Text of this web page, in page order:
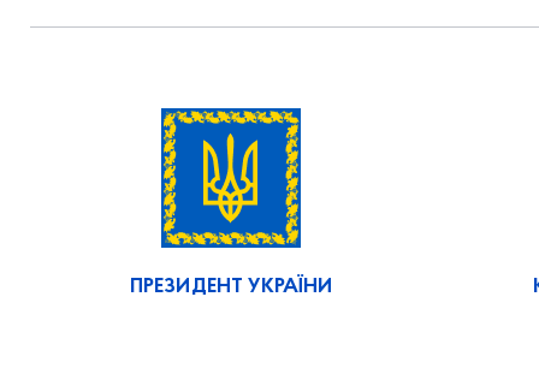
ПРЕЗИДЕНТ УКРАЇНИ